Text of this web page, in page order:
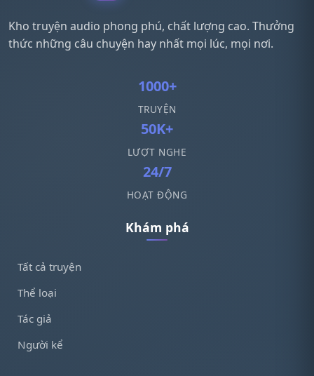
Kho truyện audio phong phú, chất lượng cao. Thưởng
thức những câu chuyện hay nhất mọi lúc, mọi nơi.
1000+
TRUYỆN
50K+
LƯỢT NGHE
24/7
HOẠT ĐỘNG
Khám phá
Tất cả truyện
Thể loại
Tác giả
Người kể